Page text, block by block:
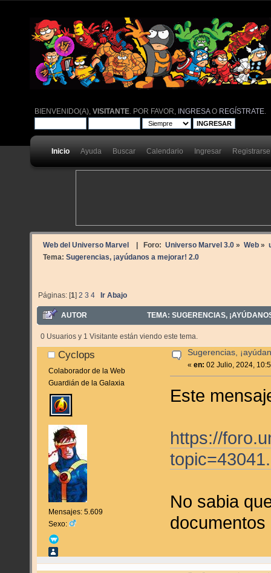
BIENVENIDO(A),VISITANTE . POR FAVOR, INGRESAO REGÍSTRATE
Inicio Ayuda Buscar Calendario Ingresar Registrarse
Web del Universo Marvel | Foro: Universo Marvel 3.0» Web»
Tema: Sugerencias, ¡ayúdanos a mejorar! 2.0
Páginas: [1]2 3 4 Ir Abajo
AUTOR TEMA: SUGERENCIAS,
0 Usuarios y 1 Visitante están viendo este tema.
Cyclops
Colaborador de la Web
Guardián de la Galaxia
Mensajes: 5.609
Sexo:
Sugerencias,
«en: 02 Julio, 2024,
Este
https://
No sabia